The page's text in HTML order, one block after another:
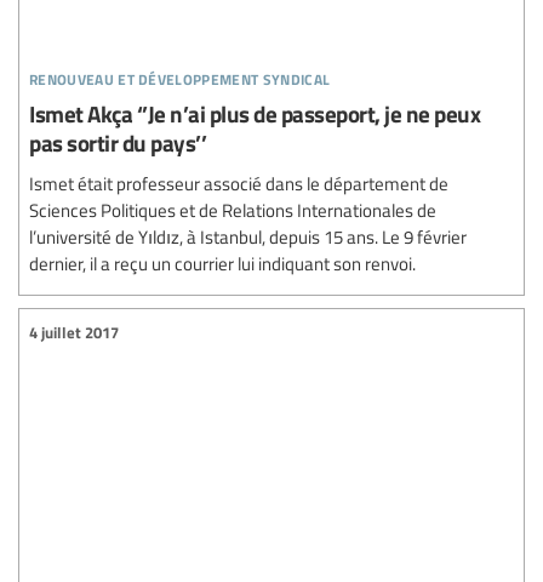
renouveau et développement syndical
Ismet Akça ‘’Je n’ai plus de passeport, je ne peux
pas sortir du pays’’
Ismet était professeur associé dans le département de
Sciences Politiques et de Relations Internationales de
l’université de Yıldız, à Istanbul, depuis 15 ans. Le 9 février
dernier, il a reçu un courrier lui indiquant son renvoi.
4 juillet 2017